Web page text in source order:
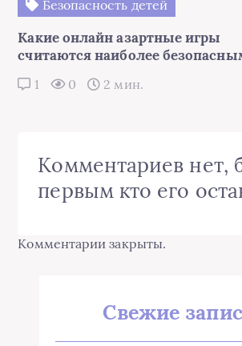
Безопасность детей
Какие онлайн азартные игры
считаются наиболее
1 0 2 мин.
Комментариев нет,
первым кто его
Комментарии закрыты.
Свежие